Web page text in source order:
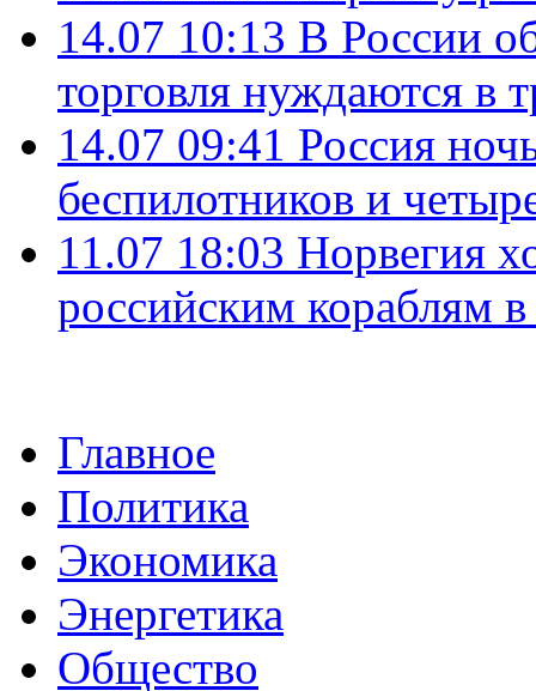
14.07 10:13 В России
торговля нуждаются в
14.07 09:41 Россия
беспилотников и
11.07 18:03 Норвегия
российским кораблям
Главное
Политика
Экономика
Энергетика
Общество